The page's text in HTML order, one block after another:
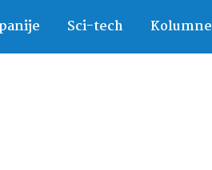
Sci-tech Kolumne